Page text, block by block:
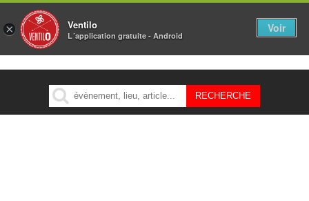
MENU
× Ventilo
L´application gratuite - Android
Voir